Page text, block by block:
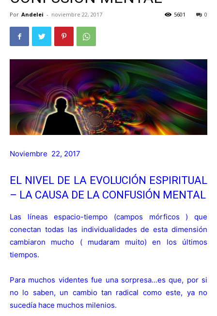
Por Andelei - noviembre 22, 2017 0
5601
Noviembre 22, 2017
EL NIVEL DE LA EVOLUCIÓN ESPIRITUAL
– LA CAUSA DE LA CONFUSIÓN MENTAL
Las líneas espacio-tiempo (campos mórficos ) que
conectan todas las individualidades de esta dimensión
cambiaron mucho ( mudaram muito) en los últimos
tiempos.
Para muchos videntes fue una sorpresa…es que, por si
no lo saben, un cambio tan radical como este, ya no
sucedía hace muchos milenios.